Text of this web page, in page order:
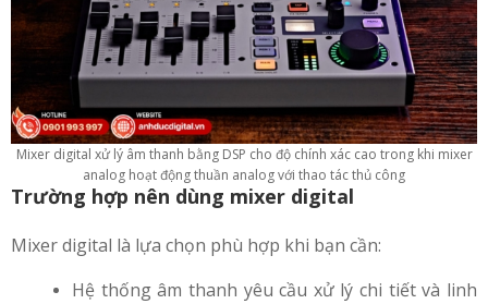
Mixer digital xử lý âm thanh bằng DSP cho độ chính xác cao trong khi mixer
analog hoạt động thuần analog với thao tác thủ công
Trường hợp nên dùng mixer digital
Mixer digital là lựa chọn phù hợp khi bạn cần:
Hệ thống âm thanh yêu cầu xử lý chi tiết và linh